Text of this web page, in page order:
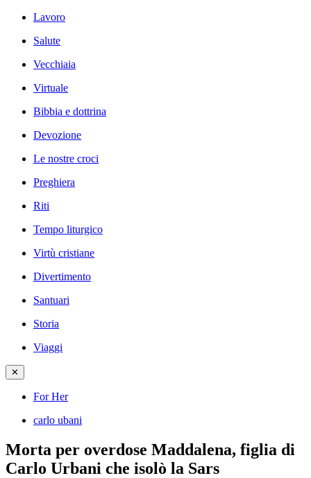
Lavoro
Salute
Vecchiaia
Virtuale
Bibbia e dottrina
Devozione
Le nostre croci
Preghiera
Riti
Tempo liturgico
Virtù cristiane
Divertimento
Santuari
Storia
Viaggi
✕
For Her
carlo ubani
Morta per overdose Maddalena, figlia di
Carlo Urbani che isolò la Sars